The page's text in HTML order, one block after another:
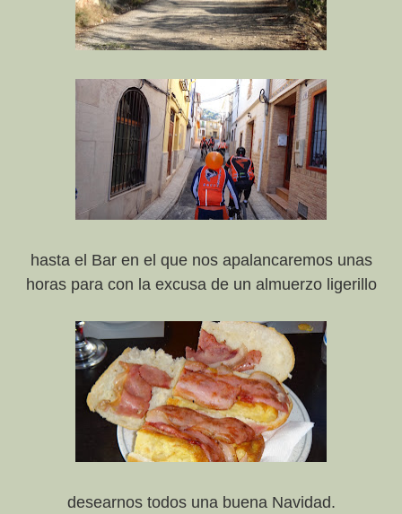
hasta el Bar en el que nos apalancaremos unas
horas para con la excusa de un almuerzo ligerillo
desearnos todos una buena Navidad.